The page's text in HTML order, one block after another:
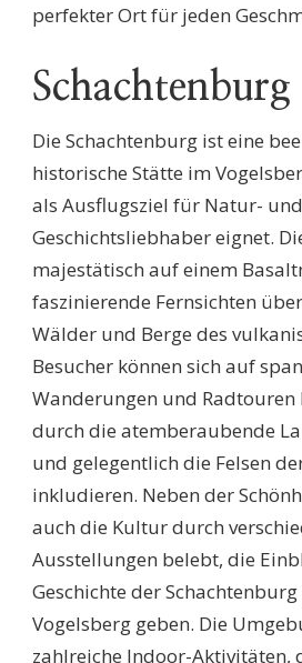
perfekter Ort für jeden
Schachtenburg
Die Schachtenburg ist eine
historische Stätte im
als Ausflugsziel für Natur- und
Geschichtsliebhaber eignet.
majestätisch auf einem
faszinierende Fernsichten
Wälder und Berge des
Besucher können sich auf
Wanderungen und Radtouren
durch die atemberaubende
und gelegentlich die Felsen
inkludieren. Neben der
auch die Kultur durch
Ausstellungen belebt, die
Geschichte der
Vogelsberg geben. Die
zahlreiche Indoor-Aktivitäten,